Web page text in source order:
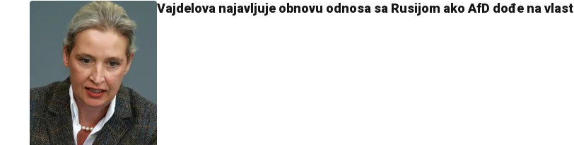
Vajdelova najavljuje obnovu odnosa sa Rusijom ako AfD dođe na vlast